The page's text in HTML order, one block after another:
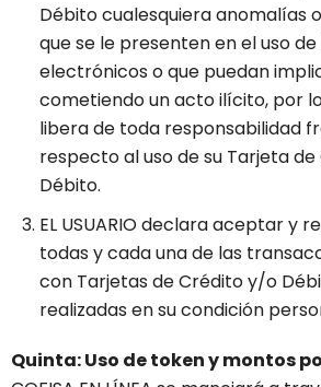
Débito cualesquiera anomalías
que se le presenten en el uso
electrónicos o que puedan
cometiendo un acto ilícito, por lo
libera de toda responsabilidad
respecto al uso de su Tarjeta
Débito.
EL USUARIO declara aceptar y
todas y cada una de las
con Tarjetas de Crédito y/o
realizadas en su condición
Quinta: Uso de token y montos